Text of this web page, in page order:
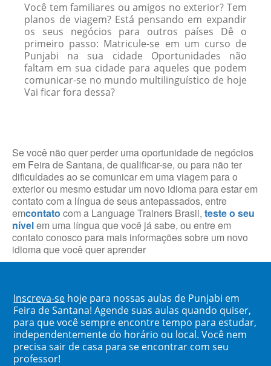
Você tem familiares ou amigos no exterior? Tem
planos de viagem? Está pensando em expandir
os seus negócios para outros países Dê o
primeiro passo: Matricule-se em um curso de
Punjabi na sua cidade Oportunidades não
faltam em sua cidade para aqueles que podem
comunicar-se no mundo multilinguístico de hoje
Vai ficar fora dessa?
Se você não quer perder uma oportunidade de negócios
em Feira de Santana, de qualificar-se, ou para não ter
dificuldades ao se comunicar em uma viagem para o
exterior ou mesmo estudar um novo idioma para estar em
contato com a língua de seus antepassados, entre
emcontato com a Language Trainers Brasil, teste o seu
nívelem uma língua que você já sabe, ou entre em
contato conosco para mais informações sobre um novo
idioma que você quer aprender
Inscreva-se hoje para nossas aulas de Punjabi em
Feira de Santana! Agende suas aulas quando quiser,
para que você sempre encontre tempo para estudar,
independentemente do horário ou local. Você nem
precisa sair de casa para se encontrar com seu
professor!